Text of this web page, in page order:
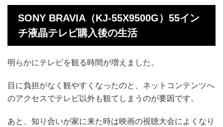
SONY BRAVIA（KJ-55X9500G）55イン
チ液晶テレビ購入後の生活
明らかにテレビを観る時間が増えました。
目に負担がなく観やすくなったのと、ネットコンテンツへ
のアクセスでテレビ以外も観てしまうのが要因です。
あと、知り合いが家に来た時は映画の視聴大会によくなり